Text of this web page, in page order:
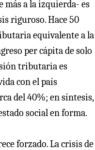
más a la izquierda- es
riguroso. Hace 50
equivalente a la
per cápita de solo
tributaria es
con el país
del 40%; en síntesis,
social en forma.
forzado. La crisis de